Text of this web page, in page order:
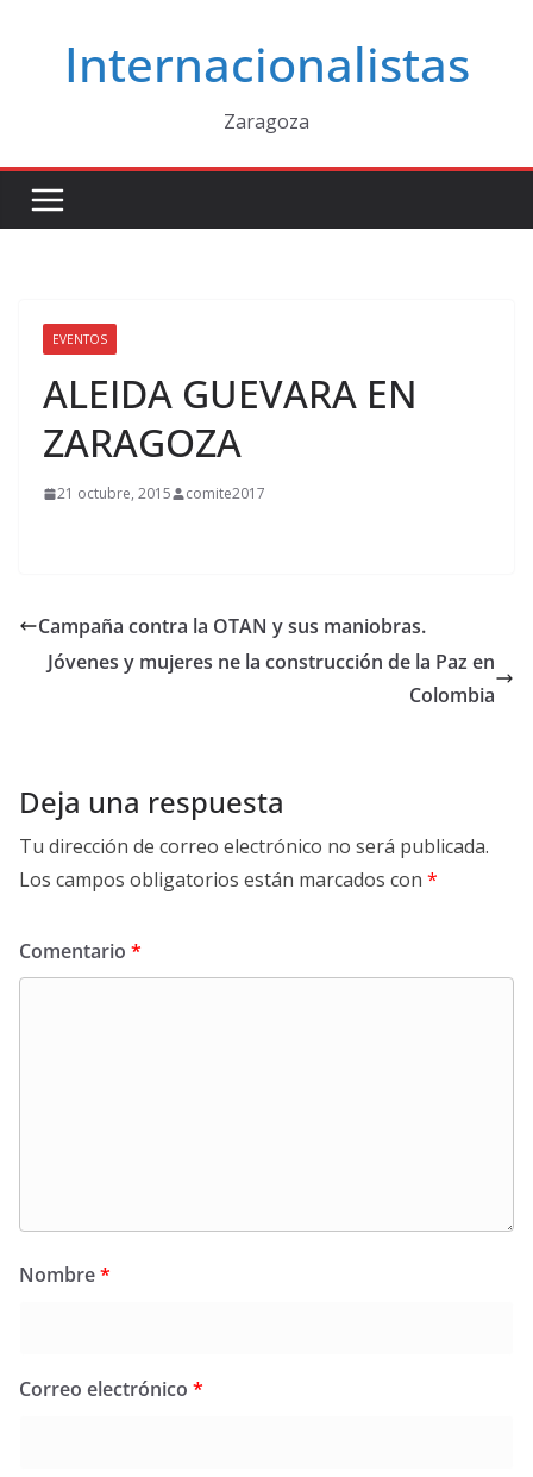
contenidoInternacionalistas
Zaragoza
EVENTOS
ALEIDA GUEVARA EN
ZARAGOZA
21 octubre, 2015 comite2017
Campaña contra la OTAN y sus maniobras.
Jóvenes y mujeres ne la construcción de la Paz en
Colombia
Deja una respuesta
Tu dirección de correo electrónico no será publicada.
Los campos obligatorios están marcados con *
Comentario *
Nombre*
Correo electrónico *